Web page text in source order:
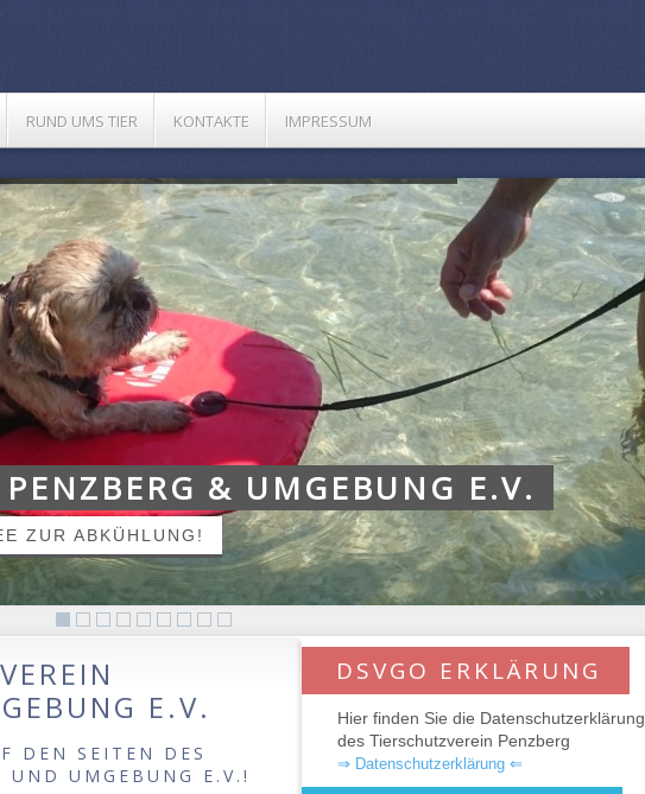
RUND UMS TIER KONTAKTE IMPRESSUM
& UMGEBUNG E.V.
ZUR ABKÜHLUNG!
E.V.
DEN SEITEN DES
UND UMGEBUNG E.V.!
DSVGO ERKLÄRUNG
Hier finden Sie die Datenschutzerklärung
des Tierschutzverein Penzberg
⇒ Datenschutzerklärung ⇐